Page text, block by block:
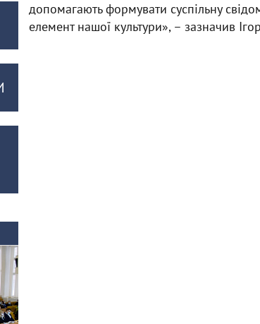
допомагають формувати суспільну
елемент нашої культури», – зазначив